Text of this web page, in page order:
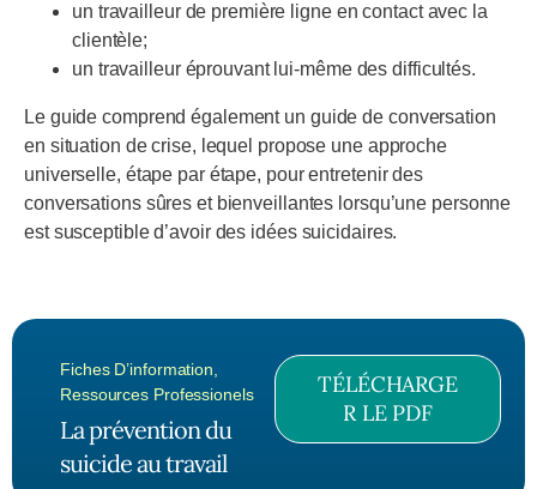
un travailleur de première ligne en contact avec la
clientèle;
un travailleur éprouvant lui-même des difficultés.
Le guide comprend également un guide de conversation
en situation de crise, lequel propose une approche
universelle, étape par étape, pour entretenir des
conversations sûres et bienveillantes lorsqu’une personne
est susceptible d’avoir des idées suicidaires.
Fiches D’information
Ressources Professionels
La prévention du
suicide au travail
TÉLÉCHARGE
R LE PDF